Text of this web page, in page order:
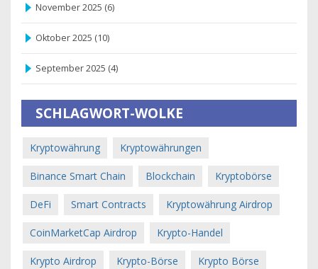
November 2025 (6)
Oktober 2025 (10)
September 2025 (4)
SCHLAGWORT-WOLKE
Kryptowährung Kryptowährungen
Binance Smart Chain Blockchain Kryptobörse
DeFi Smart Contracts Kryptowährung Airdrop
CoinMarketCap Airdrop Krypto-Handel
Krypto Airdrop Krypto-Börse Krypto Börse